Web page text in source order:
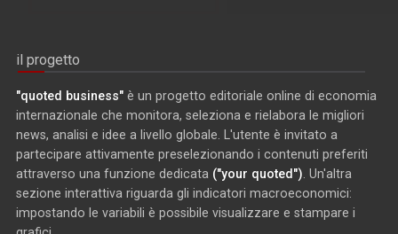
il progetto
"quoted business" è un progetto editoriale online di economia
internazionale che monitora, seleziona e rielabora le migliori
news, analisi e idee a livello globale. L'utente è invitato a
partecipare attivamente preselezionando i contenuti preferiti
attraverso una funzione dedicata ("your quoted") . Un'altra
sezione interattiva riguarda gli indicatori macroeconomici:
impostando le variabili è possibile visualizzare e stampare i